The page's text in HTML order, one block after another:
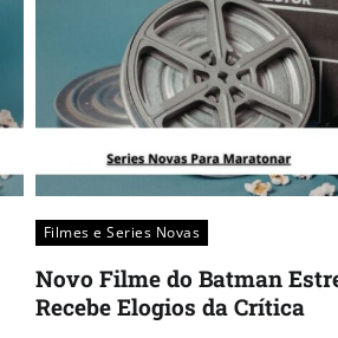
Filmes e Series Novas​
Novo Filme do Batman
Recebe Elogios da Crítica